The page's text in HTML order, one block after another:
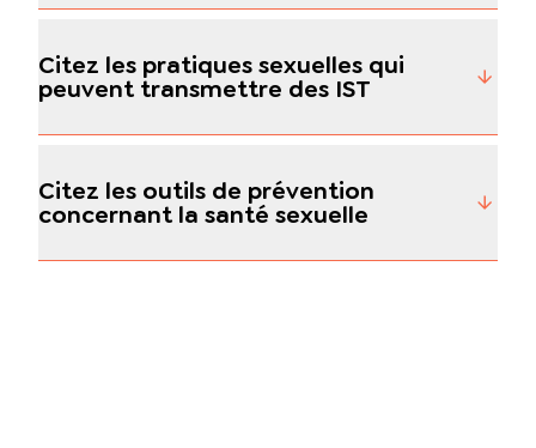
Citez les pratiques sexuelles qui
peuvent transmettre des IST
Citez les outils de prévention
concernant la santé sexuelle